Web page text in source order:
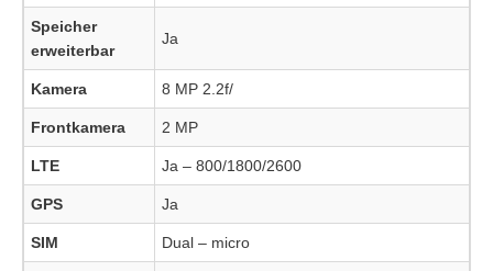
Speicher
erweiterbar
Ja
Kamera 8 MP 2.2f/
Frontkamera 2 MP
LTE Ja – 800/1800/2600
GPS Ja
SIM Dual – micro